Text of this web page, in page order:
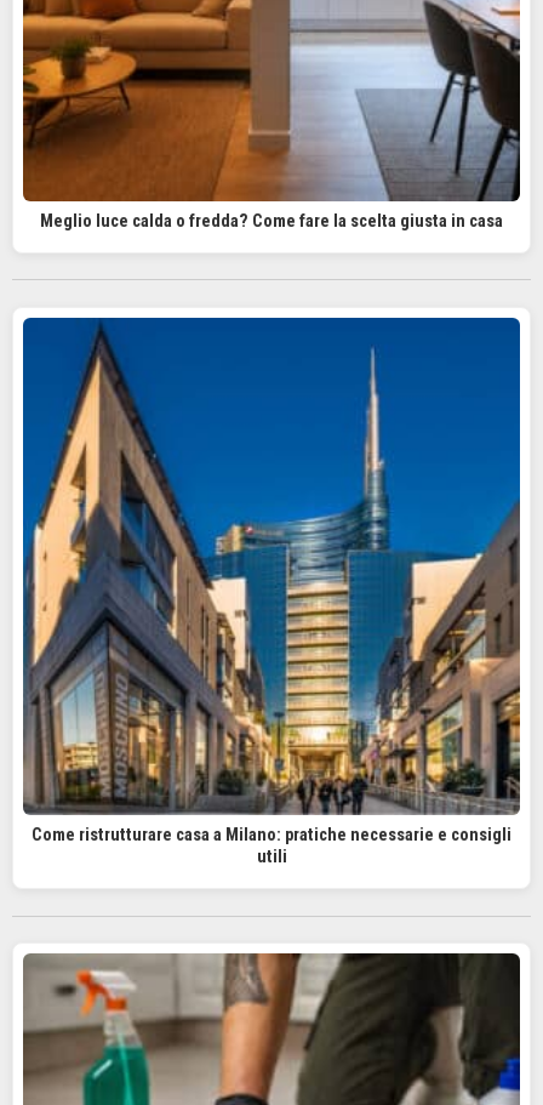
Meglio luce calda o fredda? Come fare la scelta giusta in casa
Come ristrutturare casa a Milano: pratiche necessarie e consigli
utili